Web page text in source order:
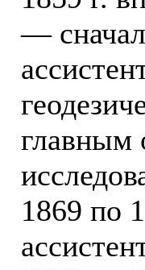
—
главным
1869 по